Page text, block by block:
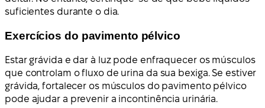
suficientes durante o dia.
Exercícios do pavimento pélvico
Estar grávida e dar à luz pode enfraquecer os músculos
que controlam o fluxo de urina da sua bexiga. Se estiver
grávida, fortalecer os músculos do pavimento pélvico
pode ajudar a prevenir a incontinência urinária.